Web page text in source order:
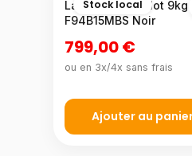
Stock local
Lave-linge hublot 9kg
F94B15MBS Noir
799,00 €
ou en 3x/4x sans frais
Ajouter au